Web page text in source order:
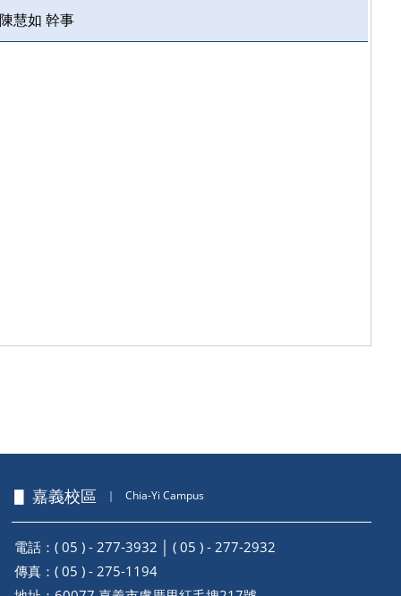
慧如 幹事
▋ 嘉義校區 ｜ Chia-Yi Campus
電話：( 05 ) - 277-3932 │ ( 05 ) - 277-2932
傳真：( 05 ) - 275-1194